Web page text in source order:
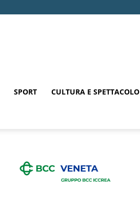
SPORT CULTURA E SPETTACOLO